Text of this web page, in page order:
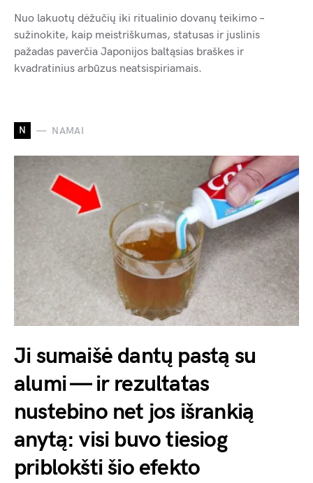
Nuo lakuotų dėžučių iki ritualinio dovanų teikimo –
sužinokite, kaip meistriškumas, statusas ir juslinis
pažadas paverčia Japonijos baltąsias braškes ir
kvadratinius arbūzus neatsispiriamais.
N NAMAI
Ji sumaišė dantų pastą su
alumi — ir rezultatas
nustebino net jos išrankią
anytą: visi buvo tiesiog
priblokšti šio efekto